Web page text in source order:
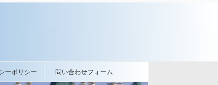
ーポリシー 問い合わせフォーム